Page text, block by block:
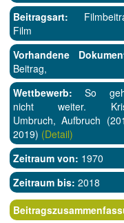
Beitragsart:
Film
Vorhandene
Beitrag,
Wettbewerb: So
nicht weiter.
Umbruch, Aufbruch
2019) (Detail)
Zeitraum von: 1970
Zeitraum bis: 2018